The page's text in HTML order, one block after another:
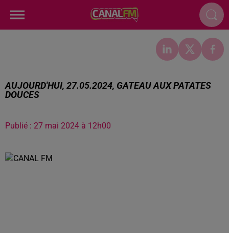
AUJOURD'HUI, 27.05.2024, GATEAU AUX PATATES
DOUCES
Publié : 27 mai 2024 à 12h00